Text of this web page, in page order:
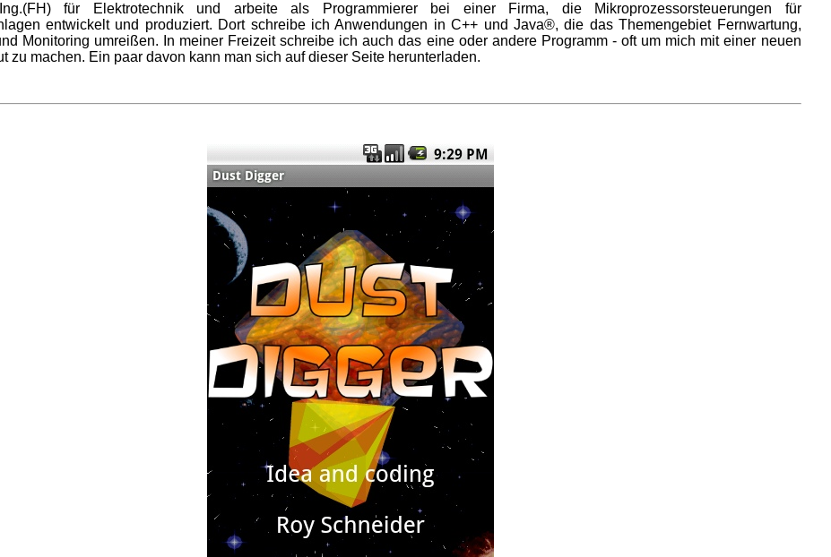
für Elektrotechnik und arbeite als Programmierer bei einer Firma, die Mikroprozessorsteuerungen für
entwickelt und produziert. Dort schreibe ich Anwendungen in C++ und Java®, die das Themengebiet Fernwartung,
Monitoring umreißen. In meiner Freizeit schreibe ich auch das eine oder andere Programm - oft um mich mit einer neuen
zu machen. Ein paar davon kann man sich auf dieser Seite herunterladen.